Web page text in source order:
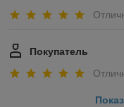
Покупатель